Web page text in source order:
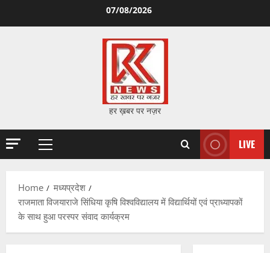
07/08/2026
हर ख़बर पर नज़र
Primary
LIVE
Home
मध्यप्रदेश
राजमाता विजयाराजे सिंधिया कृषि विश्वविद्यालय में विद्यार्थियों एवं प्राध्यापकों
के साथ हुआ परस्पर संवाद कार्यक्रम